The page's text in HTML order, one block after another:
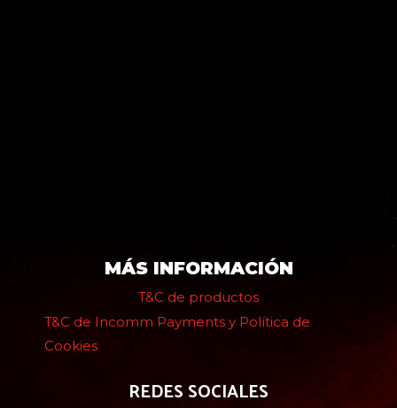
MÁS INFORMACIÓN
T&C de productos
T&C de Incomm Payments y Política de
Cookies
REDES SOCIALES